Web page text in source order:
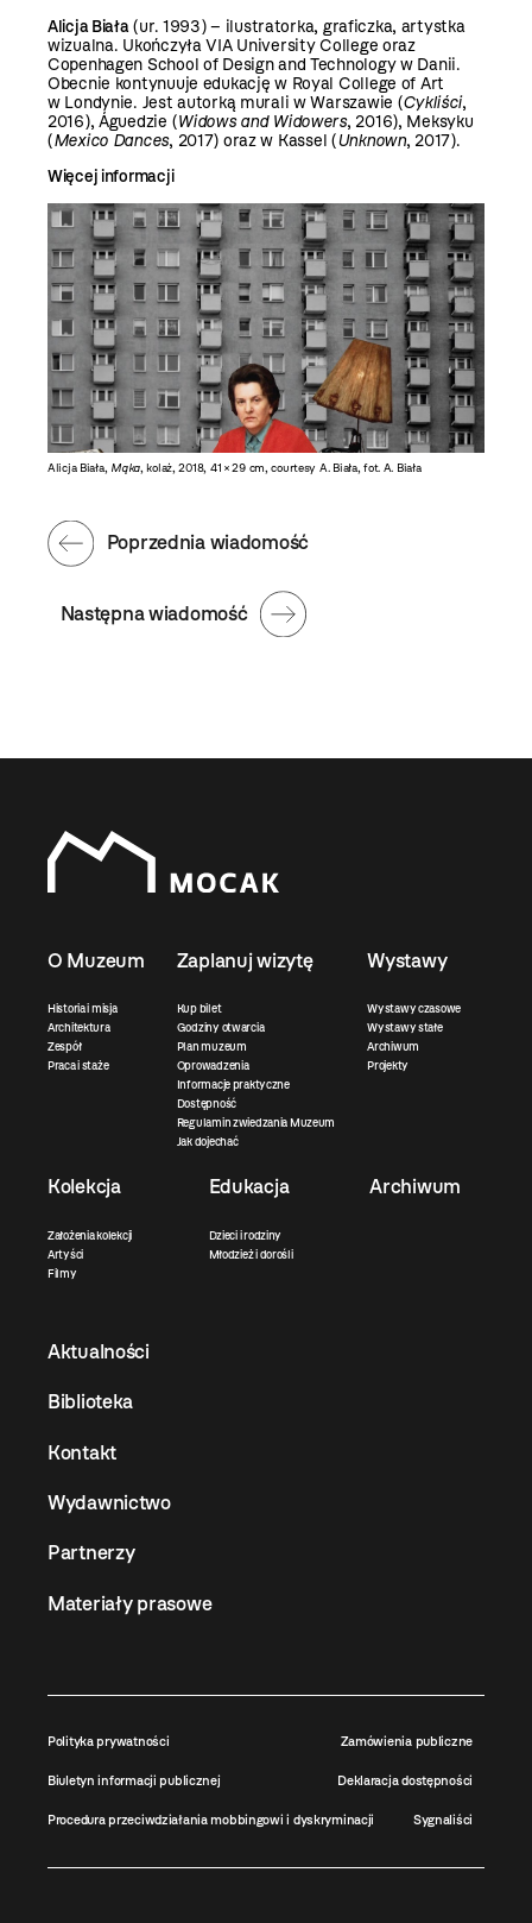
Alicja Biała(ur. 1993) – ilustratorka, graficzka, artystka
wizualna. Ukończyła VIA University College oraz
Copenhagen School of Design and Technology w Danii.
Obecnie kontynuuje edukację w Royal College of Art
w Londynie. Jest autorką murali w Warszawie (Cykliści,
2016), Águedzie (Widows and Widowers, 2016), Meksyku
(Mexico Dances, 2017) oraz w Kassel (Unknown, 2017).
Więcej informacji
Alicja Biała, Mąka, kolaż, 2018, 41 × 29 cm, courtesy A. Biała, fot. A. Biała
Następna wiadomość
Poprzednia wiadomość
O Muzeum
Historia i misja
Architektura
Zespół
Praca i staże
Zaplanuj wizytę
Kup bilet
Godziny otwarcia
Plan muzeum
Oprowadzenia
Informacje praktyczne
Dostępność
Regulamin zwiedzania Muzeum
Jak dojechać
Wystawy
Wystawy czasowe
Wystawy stałe
Archiwum
Projekty
Kolekcja
Założenia kolekcji
Artyści
Filmy
Edukacja
Dzieci i rodziny
Młodzież i dorośli
Archiwum
Aktualności
Biblioteka
Kontakt
Wydawnictwo
Partnerzy
Materiały prasowe
Polityka prywatności Zamówienia publiczne
Biuletyn informacji publicznej Deklaracja dostępności
Procedura przeciwdziałania mobbingowi i dyskryminacji Sygnaliści